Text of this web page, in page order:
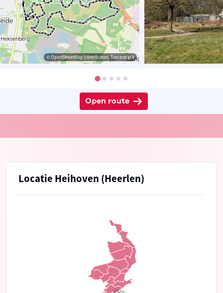
© OpenStreetMap contributors, Tracestrack
Open route
Locatie Heihoven (Heerlen)